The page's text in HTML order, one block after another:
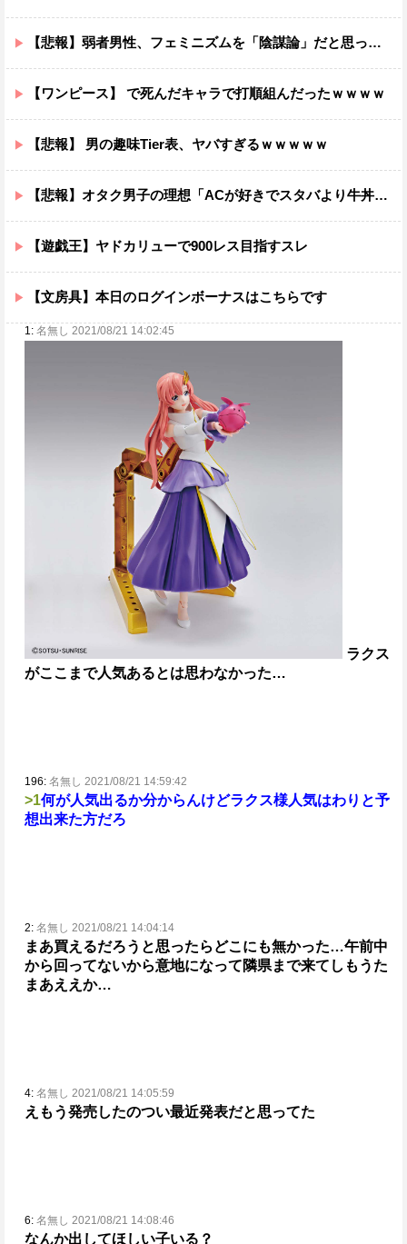
【悲報】弱者男性、フェミニズムを「陰謀論」だと思っていたｗｗｗｗ
【ワンピース】 で死んだキャラで打順組んだったｗｗｗｗ
【悲報】 男の趣味Tier表、ヤバすぎるｗｗｗｗｗ
【悲報】オタク男子の理想「ACが好きでスタバより牛丼屋に行きたがる女」、この銀河に1人も存在しないｗｗｗｗ
【遊戯王】ヤドカリューで900レス目指すスレ
【文房具】本日のログインボーナスはこちらです
1: 名無し 2021/08/21 14:02:45
ラクス
がここまで人気あるとは思わなかった…
196: 名無し 2021/08/21 14:59:42
>1何が人気出るか分からんけどラクス様人気はわりと予
想出来た方だろ
2: 名無し 2021/08/21 14:04:14
まあ買えるだろうと思ったらどこにも無かった…午前中
から回ってないから意地になって隣県まで来てしもうた
まあええか…
4: 名無し 2021/08/21 14:05:59
えもう発売したのつい最近発表だと思ってた
6: 名無し 2021/08/21 14:08:46
なんか出してほしい子いる？